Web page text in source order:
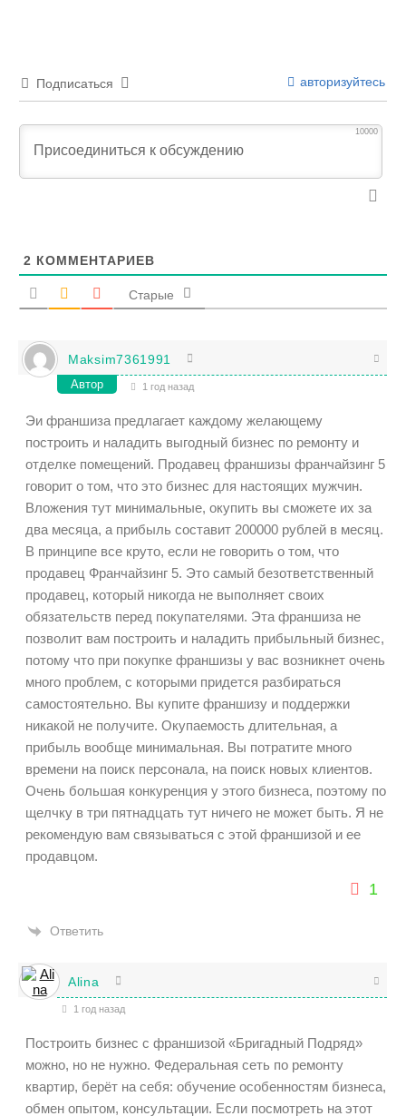
Подписаться авторизуйтесь
10000
2 КОММЕНТАРИЕВ
Старые
Maksim7361991
Автор 1 год назад
Эи франшиза предлагает каждому желающему
построить и наладить выгодный бизнес по ремонту и
отделке помещений. Продавец франшизы франчайзинг 5
говорит о том, что это бизнес для настоящих мужчин.
Вложения тут минимальные, окупить вы сможете их за
два месяца, а прибыль составит 200000 рублей в месяц.
В принципе все круто, если не говорить о том, что
продавец Франчайзинг 5. Это самый безответственный
продавец, который никогда не выполняет своих
обязательств перед покупателями. Эта франшиза не
позволит вам построить и наладить прибыльный бизнес,
потому что при покупке франшизы у вас возникнет очень
много проблем, с которыми придется разбираться
самостоятельно. Вы купите франшизу и поддержки
никакой не получите. Окупаемость длительная, а
прибыль вообще минимальная. Вы потратите много
времени на поиск персонала, на поиск новых клиентов.
Очень большая конкуренция у этого бизнеса, поэтому по
щелчку в три пятнадцать тут ничего не может быть. Я не
рекомендую вам связываться с этой франшизой и ее
продавцом.
1
Ответить
Alina
1 год назад
Построить бизнес с франшизой «Бригадный Подряд»
можно, но не нужно. Федеральная сеть по ремонту
квартир, берёт на себя: обучение особенностям бизнеса,
обмен опытом, консультации. Если посмотреть на этот